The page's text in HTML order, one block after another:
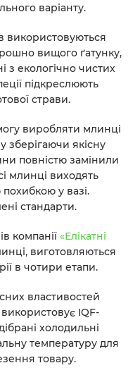
варіанту.
використовуються
вищого ґатунку,
з екологічно чистих
підкреслюють
страви.
виробляти млинці
зберігаючи якісну
повністю замінили
млинці виходять
у вазі.
стандарти.
компанії «Елікатні
виготовляються
в чотири етапи.
властивостей
IQF-
холодильні
температуру для
товару.